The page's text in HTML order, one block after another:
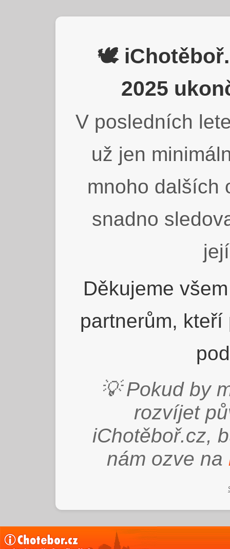
🕊️
2025
V posledních
už jen
mnoho dalších
snadno
Děkujeme
partnerům,
💡 Pokud by
rozvíjet
iChotěboř.cz,
nám ozve na